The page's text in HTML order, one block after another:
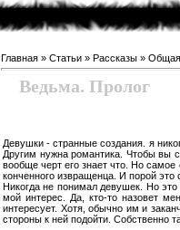
Главная » Статьи » Рассказы » Общая
Ведьма. Пролог
Девушки - странные создания. я
Другим нужна романтика. Чтобы вы
вообще черт его знает что. Но
конченного извращенца. И порой
Никогда не понимал девушек. Но это
мой интерес. Да, кто-то назовет
интересует. Хотя, обычно им и
стороны к ней подойти. Собственно